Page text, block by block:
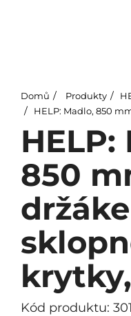
Domů Produkty
HELP: Madlo, 850 mm, s držákem TP, sklopné,
HELP:
850
Kód produktu: